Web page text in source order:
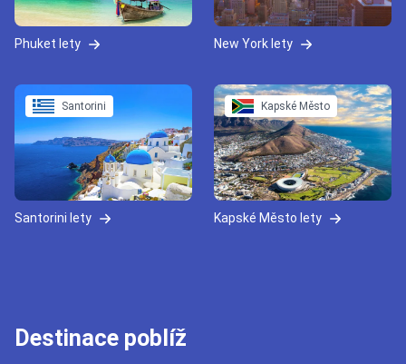
Phuket lety New York lety
Santorini
Santorini lety
Kapské Město
Kapské Město lety
Destinace poblíž